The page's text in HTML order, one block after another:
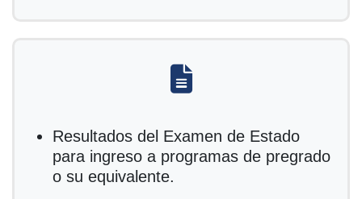
fas fa-file-alt
Resultados del Examen de Estado
para ingreso a programas de pregrado
o su equivalente.